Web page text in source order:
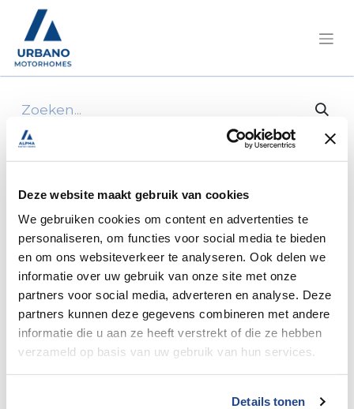
Deze website maakt gebruik van cookies
We gebruiken cookies om content en advertenties te
personaliseren, om functies voor social media te bieden
en om ons websiteverkeer te analyseren. Ook delen we
informatie over uw gebruik van onze site met onze
partners voor social media, adverteren en analyse. Deze
partners kunnen deze gegevens combineren met andere
informatie die u aan ze heeft verstrekt of die ze hebben
verzameld op basis van uw gebruik van hun services.
Details tonen
Alle producten
5-meter SML coaxial cable (male-to-male)